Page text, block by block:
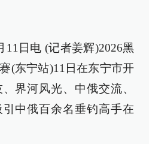
11日电 (记者姜辉)2026黑
(东宁站)11日在东宁市开
界河风光、中俄交流、
中俄百余名垂钓高手在